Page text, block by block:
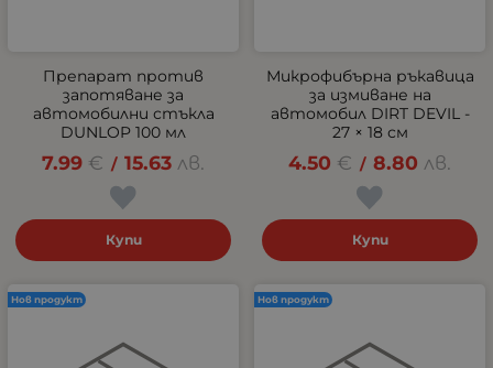
Препарат против
запотяване за
автомобилни стъкла
DUNLOP 100 мл
7.99 € / 15.63 лв.
Купи
Микрофибърна ръкавица
за измиване на
автомобил DIRT DEVIL -
27 × 18 см
4.50 € / 8.80 лв.
Купи
Нов продукт Нов продукт